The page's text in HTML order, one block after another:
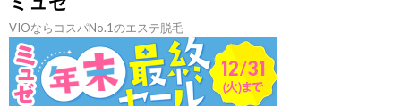
VIOならコスパNo.1のエステ脱毛